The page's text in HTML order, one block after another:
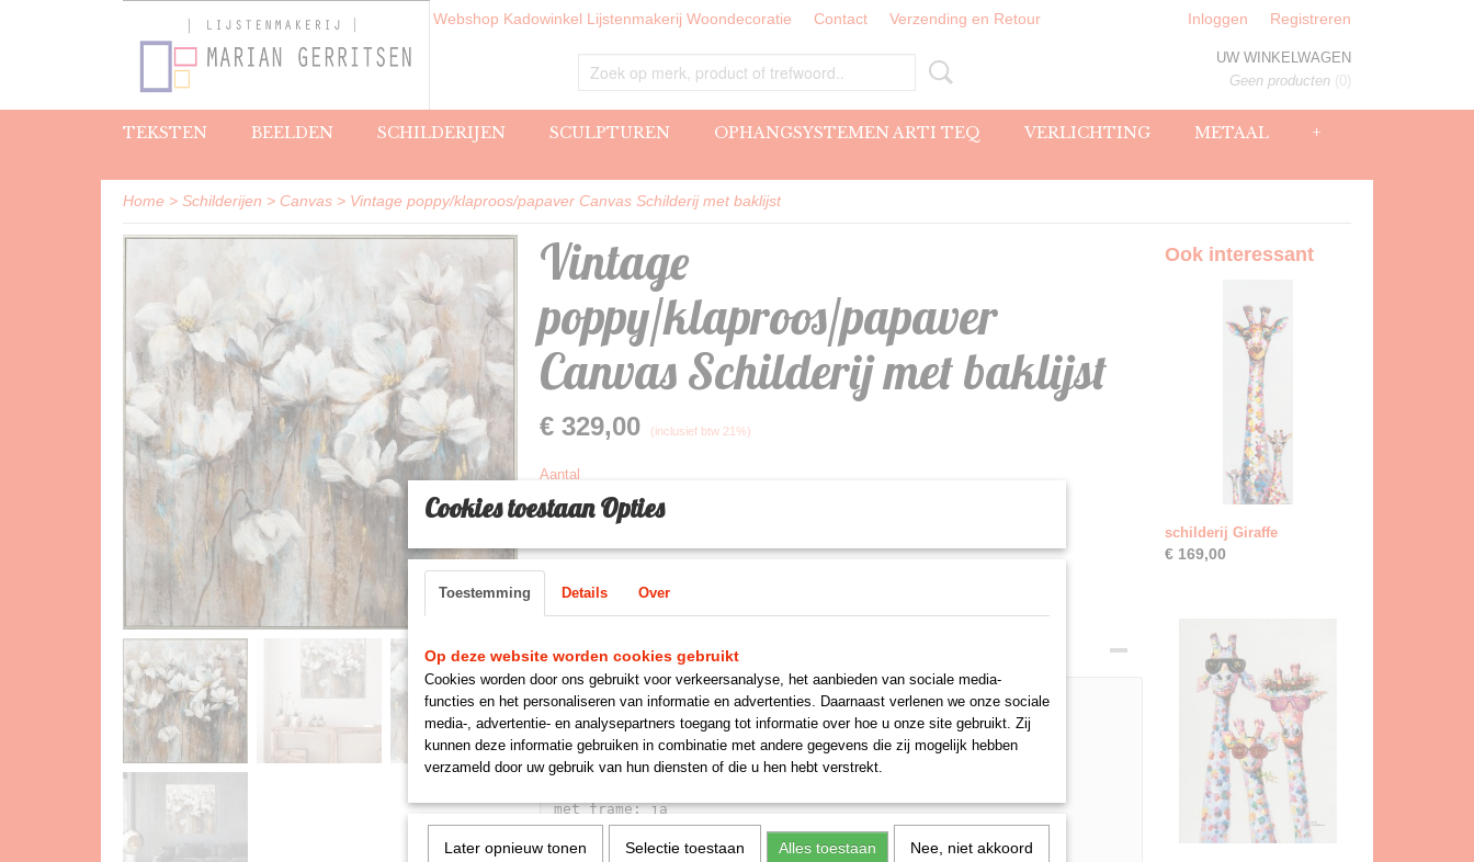
Webshop Kadowinkel Lijstenmakerij Woondecoratie Contact Verzending en Retour Inloggen Registreren
UW WINKELWAGEN
Geen producten (0)
TEKSTEN BEELDEN SCHILDERIJEN SCULPTUREN OPHANGSYSTEMEN ARTI TEQ VERLICHTING METAAL +
Home > Schilderijen > Canvas > Vintage poppy/klaproos/papaver Canvas Schilderij met baklijst
Vintage
poppy/klaproos/papaver
Canvas Schilderij met baklijst
€ 329,00 (inclusief btw 21%)
Aantal
Omschrijving
Afmetingen: 100 cm x 100 cm x 5 cm
Materiaal: canvas op houten frame
Acrylverf
met frame: ja
Ook interessant
schilderij Giraffe
€ 169,00
Cookies toestaan Opties
Toestemming Details Over
Op deze website worden cookies gebruikt
Cookies worden door ons gebruikt voor verkeersanalyse, het aanbieden van sociale media-
functies en het personaliseren van informatie en advertenties. Daarnaast verlenen we onze sociale
media-, advertentie- en analysepartners toegang tot informatie over hoe u onze site gebruikt. Zij
kunnen deze informatie gebruiken in combinatie met andere gegevens die zij mogelijk hebben
verzameld door uw gebruik van hun diensten of die u hen hebt verstrekt.
Later opnieuw tonen Selectie toestaan Alles toestaan Nee, niet akkoord